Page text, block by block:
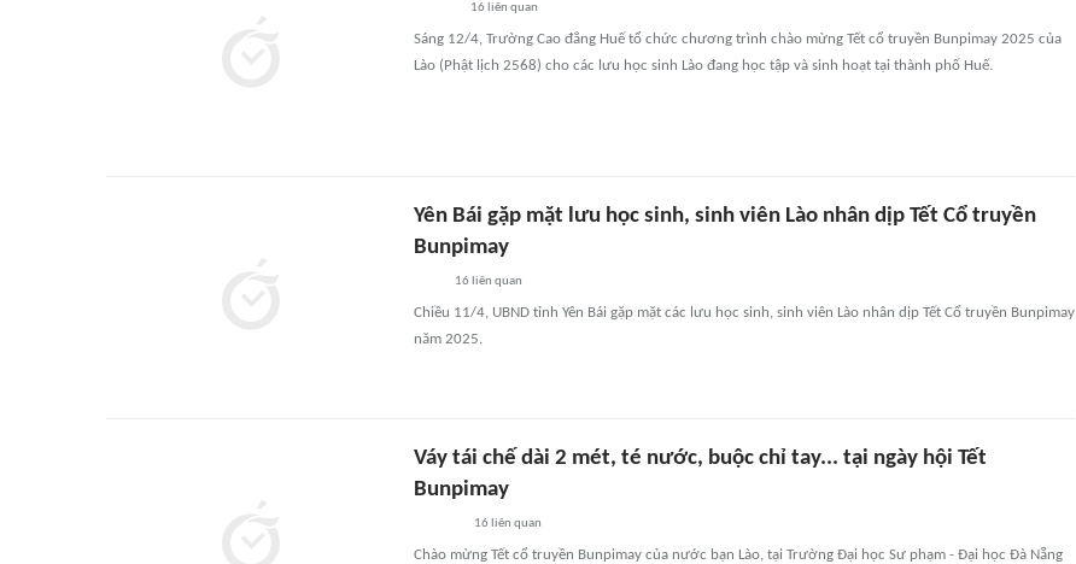
16 liên quan
Sáng 12/4, Trường Cao đẳng Huế tổ chức chương trình chào mừng Tết cổ truyền Bunpimay 2025 của
Lào (Phật lịch 2568) cho các lưu học sinh Lào đang học tập và sinh hoạt tại thành phố Huế.
Yên Bái gặp mặt lưu học sinh, sinh viên Lào nhân dịp Tết Cổ truyền
Bunpimay
16 liên quan
Chiều 11/4, UBND tỉnh Yên Bái gặp mặt các lưu học sinh, sinh viên Lào nhân dịp Tết Cổ truyền Bunpimay
năm 2025.
Váy tái chế dài 2 mét, té nước, buộc chỉ tay... tại ngày hội Tết
Bunpimay
16 liên quan
Chào mừng Tết cổ truyền Bunpimay của nước bạn Lào, tại Trường Đại học Sư phạm - Đại học Đà Nẵng